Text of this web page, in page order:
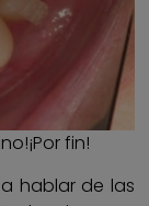
fin!
hablar de las